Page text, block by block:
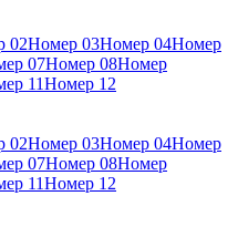
02Номер 03Номер 04Номер
07Номер 08Номер
11Номер 12
02Номер 03Номер 04Номер
07Номер 08Номер
11Номер 12